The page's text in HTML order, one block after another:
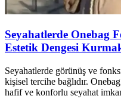
Seyahatlerde Onebag
Estetik Dengesi
Seyahatlerde görünüş ve
kişisel tercihe bağlıdır.
hafif ve konforlu seyahat